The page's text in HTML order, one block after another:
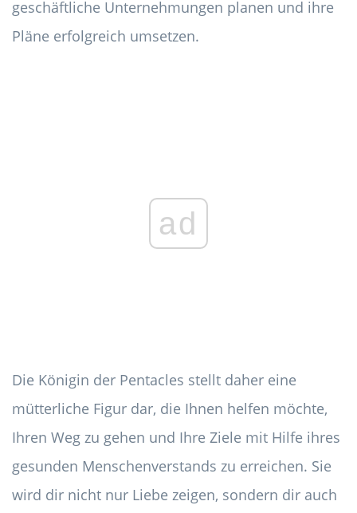
geschäftliche Unternehmungen planen und ihre
Pläne erfolgreich umsetzen.
ad
Die Königin der Pentacles stellt daher eine
mütterliche Figur dar, die Ihnen helfen möchte,
Ihren Weg zu gehen und Ihre Ziele mit Hilfe ihres
gesunden Menschenverstands zu erreichen. Sie
wird dir nicht nur Liebe zeigen, sondern dir auch